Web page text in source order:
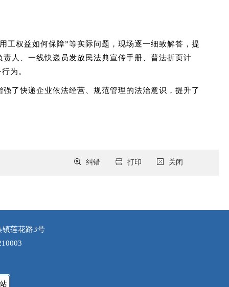
工权益如何保障”等实际问题，现场逐一细致解答，提
人、一线快递员发放民法典宣传手册、普法折页计
为。
了快递企业依法经营、规范管理的法治意识，提升了
关闭
打印
纠错
镇莲花路3号